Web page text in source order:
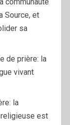
Source, et
sa
de prière: la
vivant
la
est